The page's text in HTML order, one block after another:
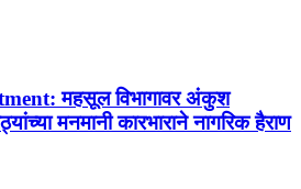
महसूल विभागावर अंकुश
मनमानी कारभाराने नागरिक हैराण